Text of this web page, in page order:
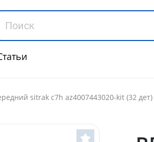
sitrak c7h az4007443020-kit (32 дет)